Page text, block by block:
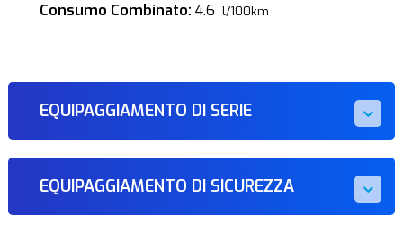
Consumo Combinato: 4.6 l/100km
EQUIPAGGIAMENTO DI SERIE
EQUIPAGGIAMENTO DI SICUREZZA